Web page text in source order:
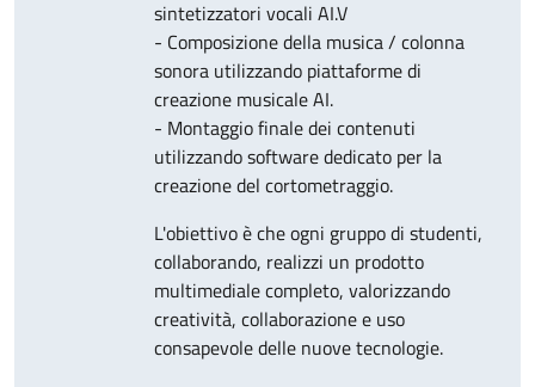
sintetizzatori vocali AI.V
- Composizione della musica / colonna
sonora utilizzando piattaforme di
creazione musicale AI.
- Montaggio finale dei contenuti
utilizzando software dedicato per la
creazione del cortometraggio.
L'obiettivo è che ogni gruppo di studenti,
collaborando, realizzi un prodotto
multimediale completo, valorizzando
creatività, collaborazione e uso
consapevole delle nuove tecnologie.